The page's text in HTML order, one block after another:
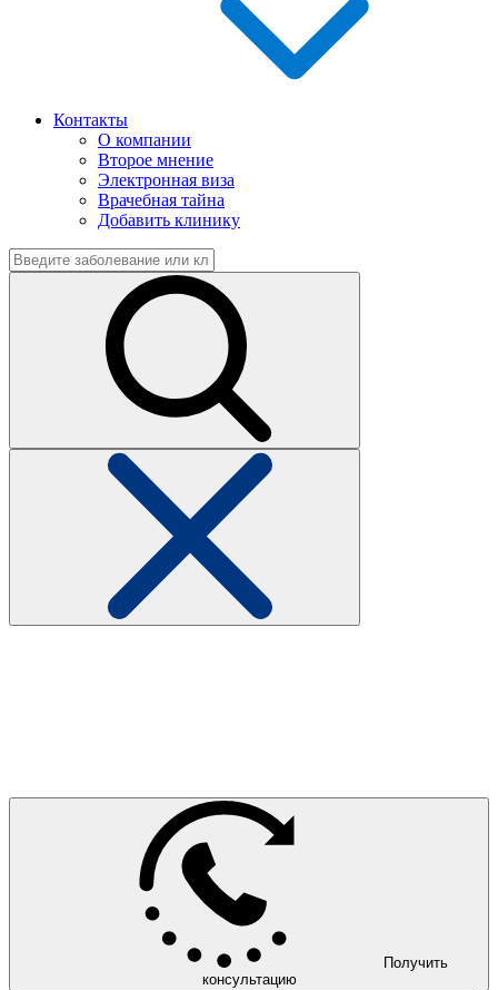
Контакты
О компании
Второе мнение
Электронная виза
Врачебная тайна
Добавить клинику
Получить
консультацию